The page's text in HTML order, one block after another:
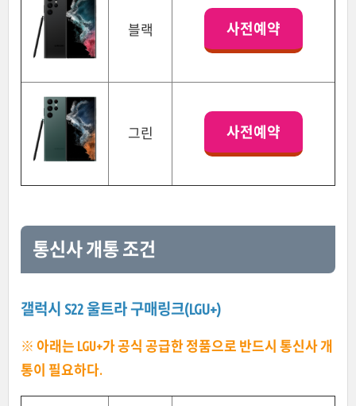
블랙 사전예약
그린 사전예약
통신사 개통 조건
갤럭시 S22 울트라 구매링크(LGU+)
※ 아래는 LGU+가 공식 공급한 정품으로 반드시 통신사 개
통이 필요하다.